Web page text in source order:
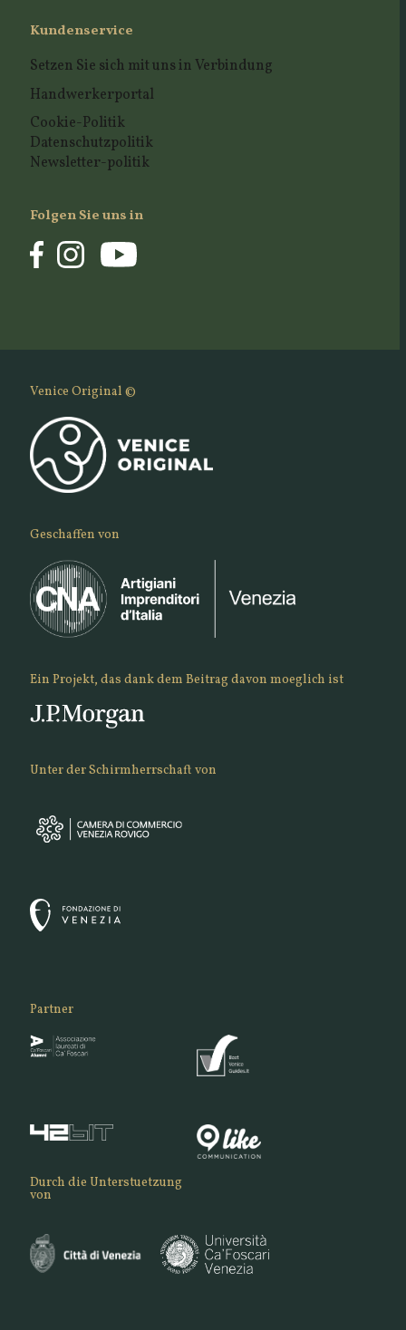
Kundenservice
Setzen Sie sich mit uns in Verbindung
Handwerkerportal
Cookie-Politik
Datenschutzpolitik
Newsletter-politik
Folgen Sie uns in
Venice Original ©
Geschaffen von
Ein Projekt, das dank dem Beitrag davon moeglich ist
Unter der Schirmherrschaft von
Partner
Durch die Unterstuetzung
von